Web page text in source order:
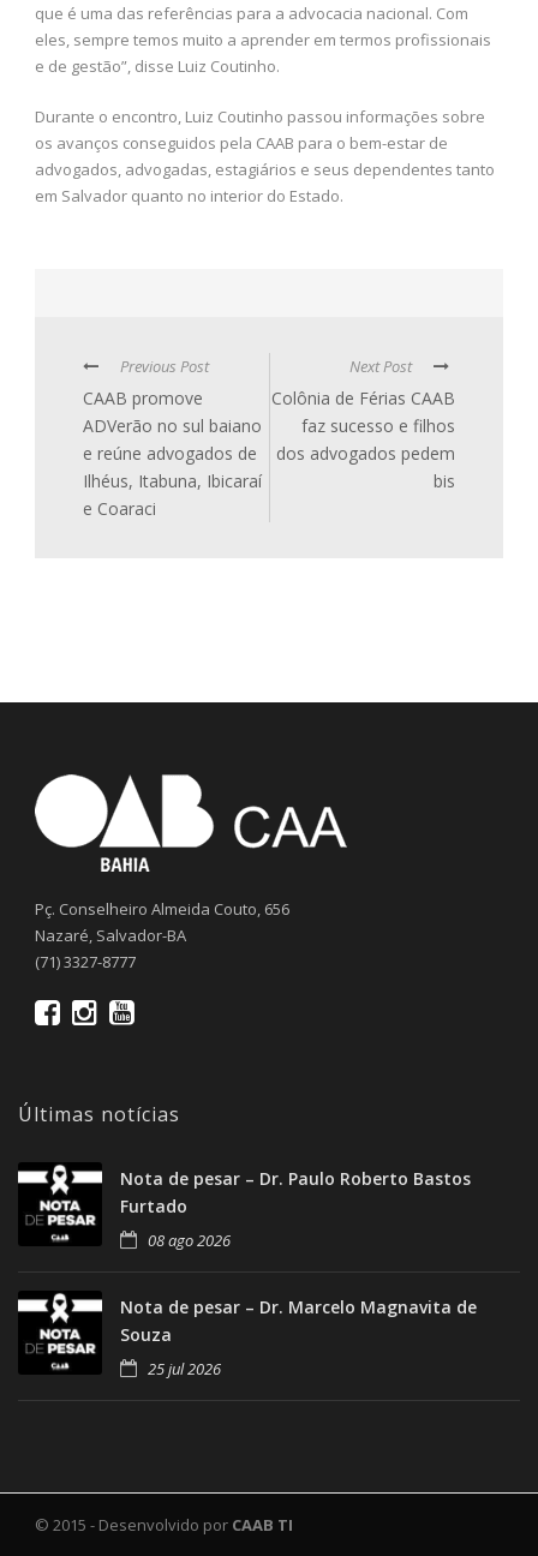
que é uma das referências para a advocacia nacional. Com
eles, sempre temos muito a aprender em termos profissionais
e de gestão”, disse Luiz Coutinho.
Durante o encontro, Luiz Coutinho passou informações sobre
os avanços conseguidos pela CAAB para o bem-estar de
advogados, advogadas, estagiários e seus dependentes tanto
em Salvador quanto no interior do Estado.
Previous Post
CAAB promove
ADVerão no sul baiano
e reúne advogados de
Ilhéus, Itabuna, Ibicaraí
e Coaraci
Next Post
Colônia de Férias CAAB
faz sucesso e filhos
dos advogados pedem
bis
Pç. Conselheiro Almeida Couto, 656
Nazaré, Salvador-BA
(71) 3327-8777
Últimas notícias
Nota de pesar – Dr. Paulo Roberto Bastos
Furtado
08 ago 2026
Nota de pesar – Dr. Marcelo Magnavita de
Souza
25 jul 2026
© 2015 - Desenvolvido por CAAB TI